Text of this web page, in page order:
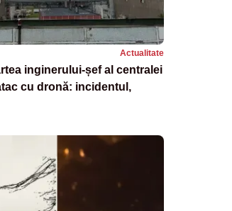
Actualitate
inginerului-șef al centralei
cu dronă: incidentul,